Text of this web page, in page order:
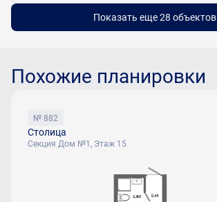
Показать еще 28 объектов
Похожие планировки
№ 882
Столица
Секция Дом №1, Этаж 15